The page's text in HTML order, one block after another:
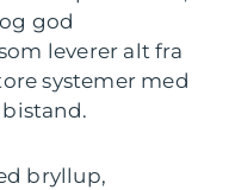
god
leverer alt fra
systemer med
bryllup,